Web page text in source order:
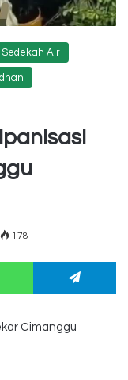
Sedekah Air
178
WhatsApp
Cimanggu